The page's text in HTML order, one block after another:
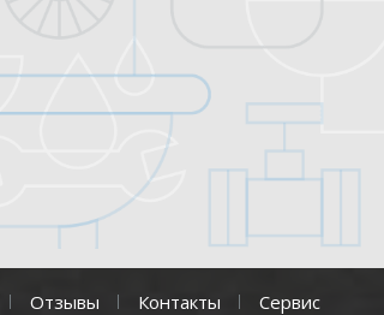
Отзывы Контакты Сервис